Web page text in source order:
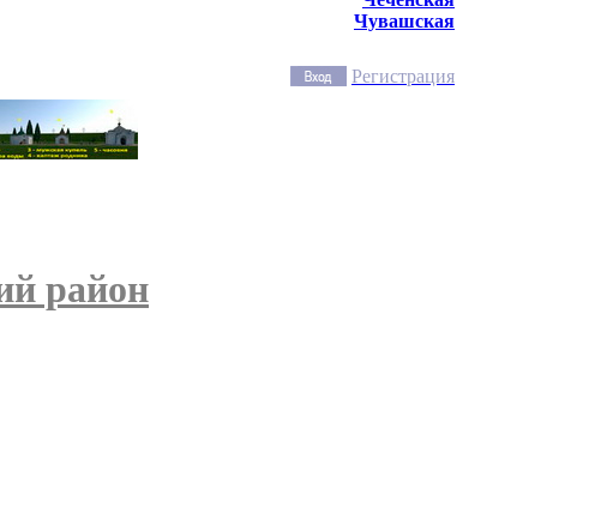
Чувашская
Регистрация
район